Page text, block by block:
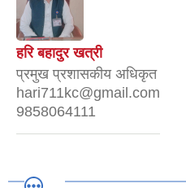
हरि बहादुर खत्री
प्रमुख प्रशासकीय अधिकृत
hari711kc@gmail.com
9858064111